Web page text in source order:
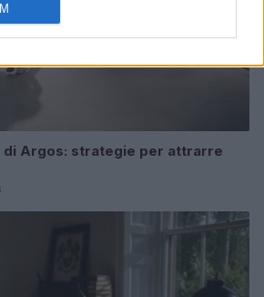
di Argos: strategie per attrarre